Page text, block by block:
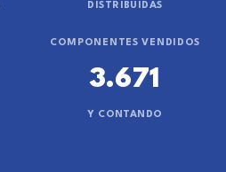
DISTRIBUIDAS
COMPONENTES VENDIDOS
3.671
Y CONTANDO